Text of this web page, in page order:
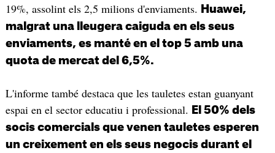
19%, assolint els 2,5 milions d'enviaments.
Huawei,
malgrat una lleugera caiguda en els seus
enviaments, es manté en el top 5 amb una
quota de mercat del 6,5%.
L'informe també destaca que les tauletes estan guanyant
espai en el sector educatiu i professional.
El 50% dels
socis comercials que venen tauletes esperen
un creixement en els seus negocis durant el